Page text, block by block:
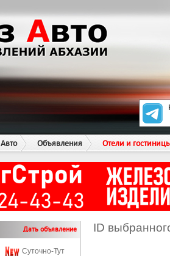
Авто Объявления Отели и
Дать объявление
Суточно-Тут
ID